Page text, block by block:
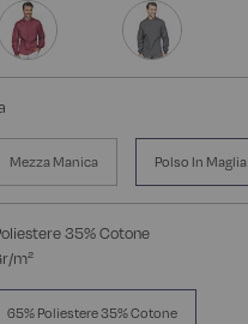
Mezza Manica Polso In Maglia
35% Cotone
m²
65% Poliestere 35% Cotone